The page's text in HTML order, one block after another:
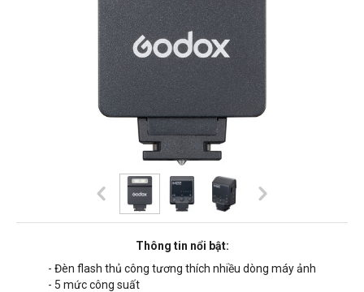
Thông tin nổi bật:
- Đèn flash thủ công tương thích nhiều dòng máy ảnh
- 5 mức công suất